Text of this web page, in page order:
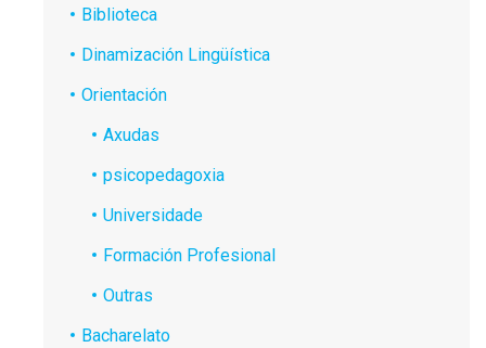
Biblioteca
Dinamización Lingüística
Orientación
Axudas
psicopedagoxia
Universidade
Formación Profesional
Outras
Bacharelato